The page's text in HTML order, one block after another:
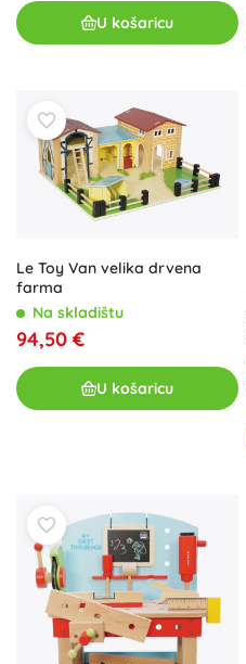
U košaricu
Le Toy Van velika drvena
farma
Na skladištu
94,50 €
U košaricu